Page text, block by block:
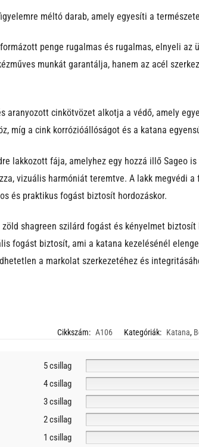
méltó darab, amely egyesíti a
penge rugalmas és rugalmas, elnyeli az
munkát garantálja, hanem az acél
aranyozott cinkötvözet alkotja a védő, amely
míg a cink korrózióállóságot és a katana
lakkozott fája, amelyhez egy hozzá illő Sageo
vizuális harmóniát teremtve. A lakk megvédi
és praktikus fogást biztosít hordozáskor.
shagreen szilárd fogást és kényelmet
fogást biztosít, ami a katana kezelésénél
a markolat szerkezetéhez és
Cikkszám: A106 Kategóriák: Katana,
5 csillag
4 csillag
3 csillag
2 csillag
1 csillag